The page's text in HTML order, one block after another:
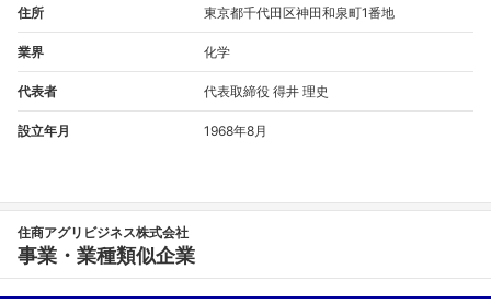
住所 東京都千代田区神田和泉町1番地
業界 化学
代表者 代表取締役 得井 理史
設立年月 1968年8月
住商アグリビジネス株式会社
事業・業種類似企業